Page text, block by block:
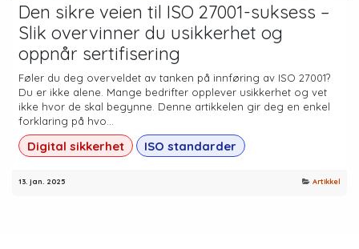
Den sikre veien til ISO 27001-suksess –
Slik overvinner du usikkerhet og
oppnår sertifisering
Føler du deg overveldet av tanken på innføring av ISO 27001?
Du er ikke alene. Mange bedrifter opplever usikkerhet og vet
ikke hvor de skal begynne. Denne artikkelen gir deg en enkel
forklaring på hvo...
Digital sikkerhet ISO standarder
13. jan. 2025 Artikkel